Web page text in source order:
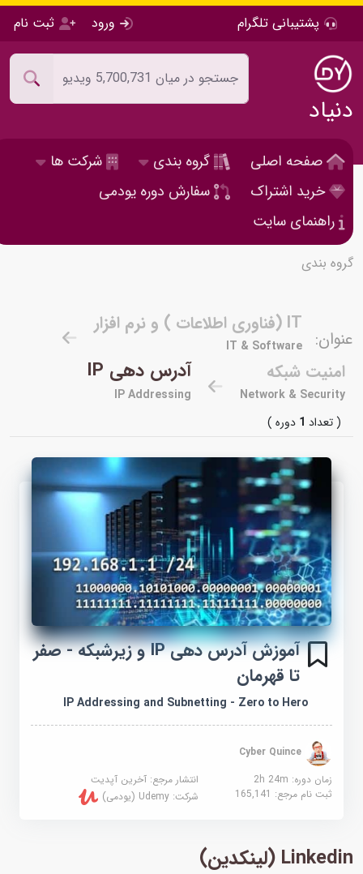
پشتیبانی تلگرام ورود ثبت نام
دنیاد
صفحه اصلی گروه بندی
شرکت ها
خرید اشتراک
سفارش دوره یودمی
راهنمای سایت
گروه بندی
عنوان:
IT (فناوری اطلاعات ) و نرم افزار
IT & Software
امنیت شبکه
Network & Security
آدرس دهی IP
IP Addressing
( تعداد1 دوره )
آموزش آدرس دهی IP و زیرشبکه - صفر
تا قهرمان
IP Addressing and Subnetting - Zero to Hero
Cyber Quince
زمان دوره: 2h 24m
انتشار مرجع:آخرین آپدیت
ثبت نام مرجع:165,141 شرکت:Udemy (یودمی)
Linkedin (لینکدین)